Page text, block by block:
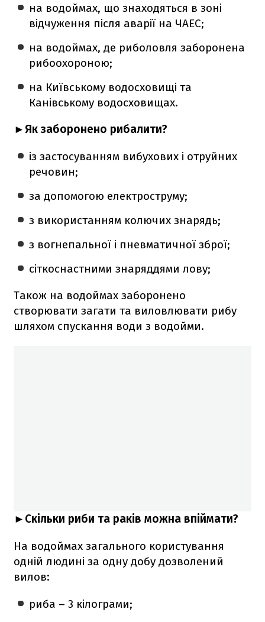
на водоймах, що знаходяться в зоні
відчуження після аварії на ЧАЕС;
на водоймах, де риболовля заборонена
рибоохороною;
на Київському водосховищі та
Канівському водосховищах.
►Як заборонено рибалити?
із застосуванням вибухових і отруйних
речовин;
за допомогою електроструму;
з використанням колючих знарядь;
з вогнепальної і пневматичної зброї;
сіткоснастними знаряддями лову;
Також на водоймах заборонено
створювати загати та виловлювати рибу
шляхом спускання води з водойми.
►Скільки риби та раків можна впіймати?
На водоймах загального користування
одній людині за одну добу дозволений
вилов:
риба – 3 кілограми;